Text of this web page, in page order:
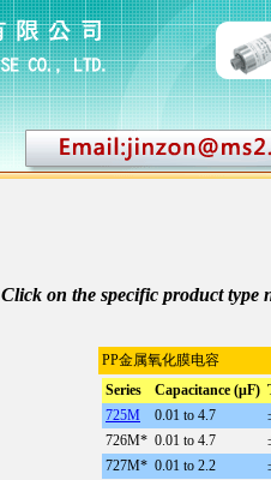
Click on the specific product
PP金属氧化膜电容
Series
Capacitance (μF)
725M
0.01 to 4.7
726M* 0.01 to 4.7
727M* 0.01 to 2.2